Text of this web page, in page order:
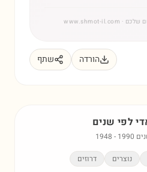
שלכם · www.shmot-il.com
הורדה שתף
לפי שנים
1948 - 1990
נוצרים דרוזים